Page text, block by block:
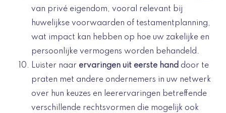
van privé eigendom, vooral relevant bij
huwelijkse voorwaarden of testamentplanning,
wat impact kan hebben op hoe uw zakelijke en
persoonlijke vermogens worden behandeld.
Luister naar ervaringen uit eerste hand door te
praten met andere ondernemers in uw netwerk
over hun keuzes en leerervaringen betreffende
verschillende rechtsvormen die mogelijk ook